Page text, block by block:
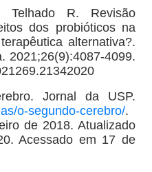
R. Revisão
dos probióticos na
alternativa?.
2021;26(9):4087-4099.
Jornal da USP.
o-segundo-cerebro/.
de 2018. Atualizado
Acessado em 17 de